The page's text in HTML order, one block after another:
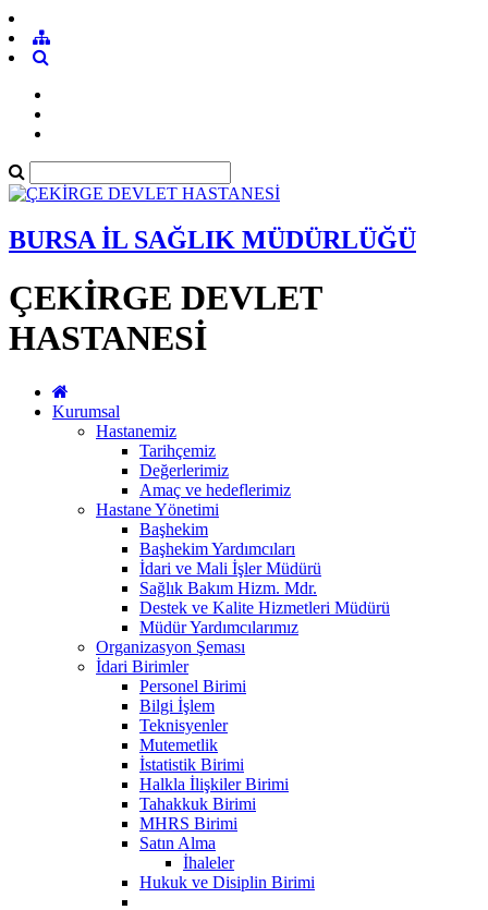
BURSA İL SAĞLIK MÜDÜRLÜĞÜ
ÇEKİRGE DEVLET
HASTANESİ
Kurumsal
Hastanemiz
Tarihçemiz
Değerlerimiz
Amaç ve hedeflerimiz
Hastane Yönetimi
Başhekim
Başhekim Yardımcıları
İdari ve Mali İşler Müdürü
Sağlık Bakım Hizm. Mdr.
Destek ve Kalite Hizmetleri Müdürü
Müdür Yardımcılarımız
Organizasyon Şeması
İdari Birimler
Personel Birimi
Bilgi İşlem
Teknisyenler
Mutemetlik
İstatistik Birimi
Halkla İlişkiler Birimi
Tahakkuk Birimi
MHRS Birimi
Satın Alma
İhaleler
Hukuk ve Disiplin Birimi